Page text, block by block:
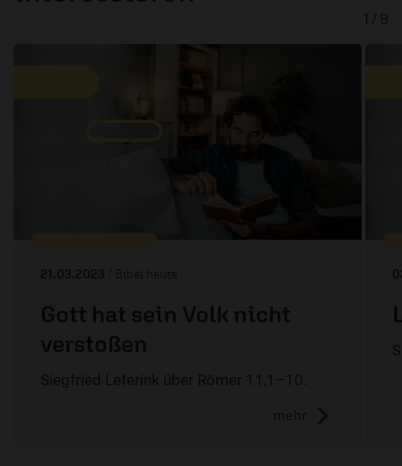
21.03.2023 / Bibel heute
Gott hat sein Volk nicht
verstoßen
Siegfried Leferink über Römer 11,1–10.
mehr
1 / 9